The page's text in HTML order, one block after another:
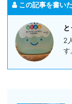
この記事を書い
2
す